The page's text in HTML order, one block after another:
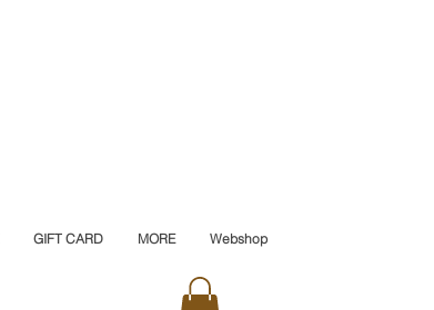
GIFT CARD MORE Webshop